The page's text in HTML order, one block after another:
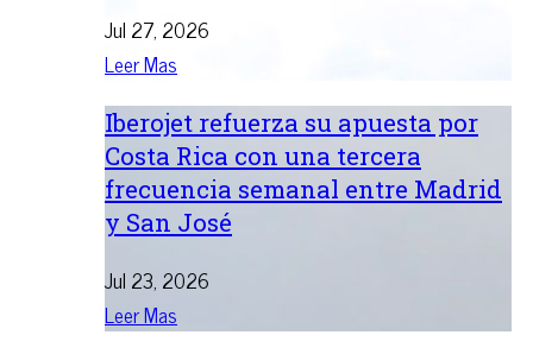
Jul 27, 2026
Leer Mas
Iberojet refuerza su apuesta por
Costa Rica con una tercera
frecuencia semanal entre Madrid
y San José
Jul 23, 2026
Leer Mas